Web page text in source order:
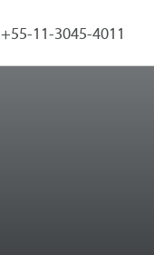
+55-11-3045-4011